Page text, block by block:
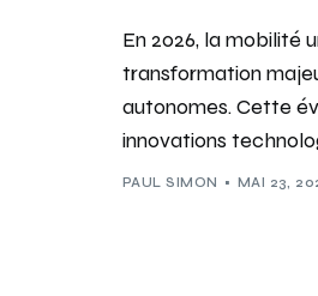
En 2026, la mobilité
transformation
autonomes. Cette
innovations
PAUL SIMON MAI 23,